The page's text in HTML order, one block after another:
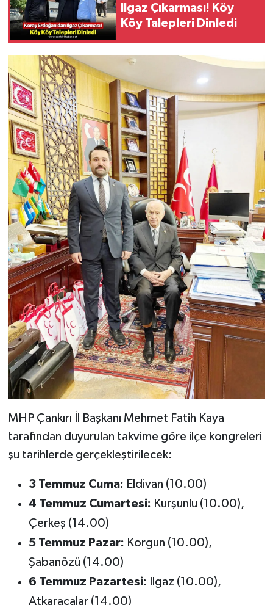
Ilgaz Çıkarması! Köy
Köy Talepleri Dinledi
MHP Çankırı İl Başkanı Mehmet Fatih Kaya
tarafından duyurulan takvime göre ilçe kongreleri
şu tarihlerde gerçekleştirilecek:
3 Temmuz Cuma: Eldivan (10.00)
4 Temmuz Cumartesi: Kurşunlu (10.00),
Çerkeş (14.00)
5 Temmuz Pazar: Korgun (10.00),
Şabanözü (14.00)
6 Temmuz Pazartesi: Ilgaz (10.00),
Atkaracalar (14.00)